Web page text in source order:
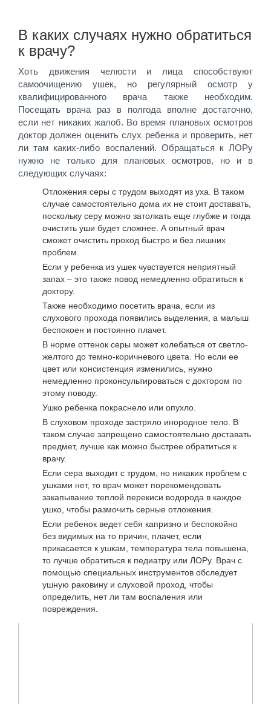
В каких случаях нужно обратиться
к врачу?
Хоть движения челюсти и лица способствуют
самоочищению ушек, но регулярный осмотр у
квалифицированного врача также необходим.
Посещать врача раз в полгода вполне достаточно,
если нет никаких жалоб. Во время плановых осмотров
доктор должен оценить слух ребенка и проверить, нет
ли там каких-либо воспалений. Обращаться к ЛОРу
нужно не только для плановых осмотров, но и в
следующих случаях:
Отложения серы с трудом выходят из уха. В таком
случае самостоятельно дома их не стоит доставать,
поскольку серу можно затолкать еще глубже и тогда
очистить уши будет сложнее. А опытный врач
сможет очистить проход быстро и без лишних
проблем.
Если у ребенка из ушек чувствуется неприятный
запах – это также повод немедленно обратиться к
доктору.
Также необходимо посетить врача, если из
слухового прохода появились выделения, а малыш
беспокоен и постоянно плачет.
В норме оттенок серы может колебаться от светло-
желтого до темно-коричневого цвета. Но если ее
цвет или консистенция изменились, нужно
немедленно проконсультироваться с доктором по
этому поводу.
Ушко ребенка покраснело или опухло.
В слуховом проходе застряло инородное тело. В
таком случае запрещено самостоятельно доставать
предмет, лучше как можно быстрее обратиться к
врачу.
Если сера выходит с трудом, но никаких проблем с
ушками нет, то врач может порекомендовать
закапывание теплой перекиси водорода в каждое
ушко, чтобы размочить серные отложения.
Если ребенок ведет себя капризно и беспокойно
без видимых на то причин, плачет, если
прикасается к ушкам, температура тела повышена,
то лучше обратиться к педиатру или ЛОРу. Врач с
помощью специальных инструментов обследует
ушную раковину и слуховой проход, чтобы
определить, нет ли там воспаления или
повреждения.